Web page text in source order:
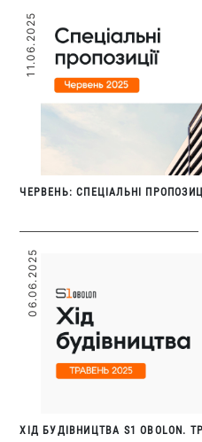
11.06.2025
ЧЕРВЕНЬ: СПЕЦІАЛЬНІ
06.06.2025
ХІД БУДІВНИЦТВА S1 OBOLON.